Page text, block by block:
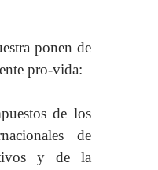
ponen de
pro-vida:
de los
de
y de la